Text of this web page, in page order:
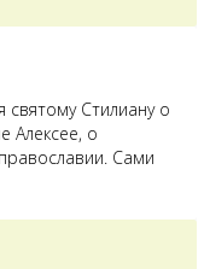
незнакомую
узнала про
святому Стилиану о
Алексее, о
Сами
Через год
святынь